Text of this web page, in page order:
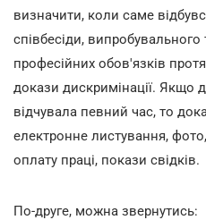
визначити, коли саме
співбесіди, випробувального
професійних обов'язків
докази дискримінації. Якщо
відчувала певний час, то
електронне листування,
оплату праці, покази свідків.
По-друге, можна звернутись: